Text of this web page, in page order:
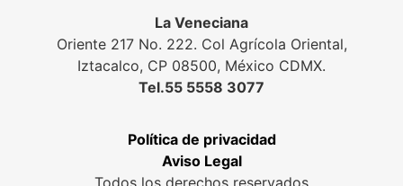
La Veneciana
Oriente 217 No. 222. Col Agrícola Oriental,
Iztacalco, CP 08500, México CDMX.
Tel.55 5558 3077
Política de privacidad
Aviso Legal
Todos los derechos reservados